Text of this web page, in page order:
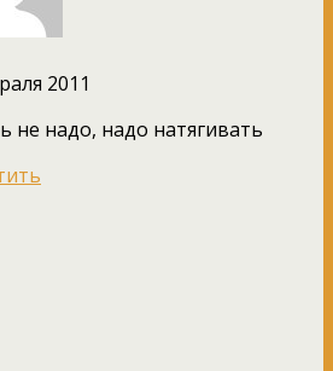
2011
не надо, надо натягивать